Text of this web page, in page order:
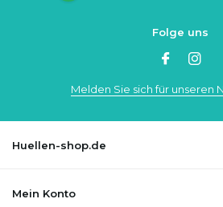
Folge uns
Melden Sie sich für unseren
Huellen-shop.de
Mein Konto